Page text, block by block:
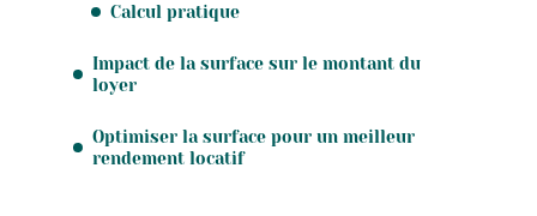
Calcul pratique
Impact de la surface sur le montant du
loyer
Optimiser la surface pour un meilleur
rendement locatif